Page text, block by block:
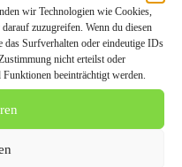
wir Technologien wie Cookies,
zuzugreifen. Wenn du diesen
Surfverhalten oder eindeutige IDs
nicht erteilst oder
beeinträchtigt werden.
jetzt.de/